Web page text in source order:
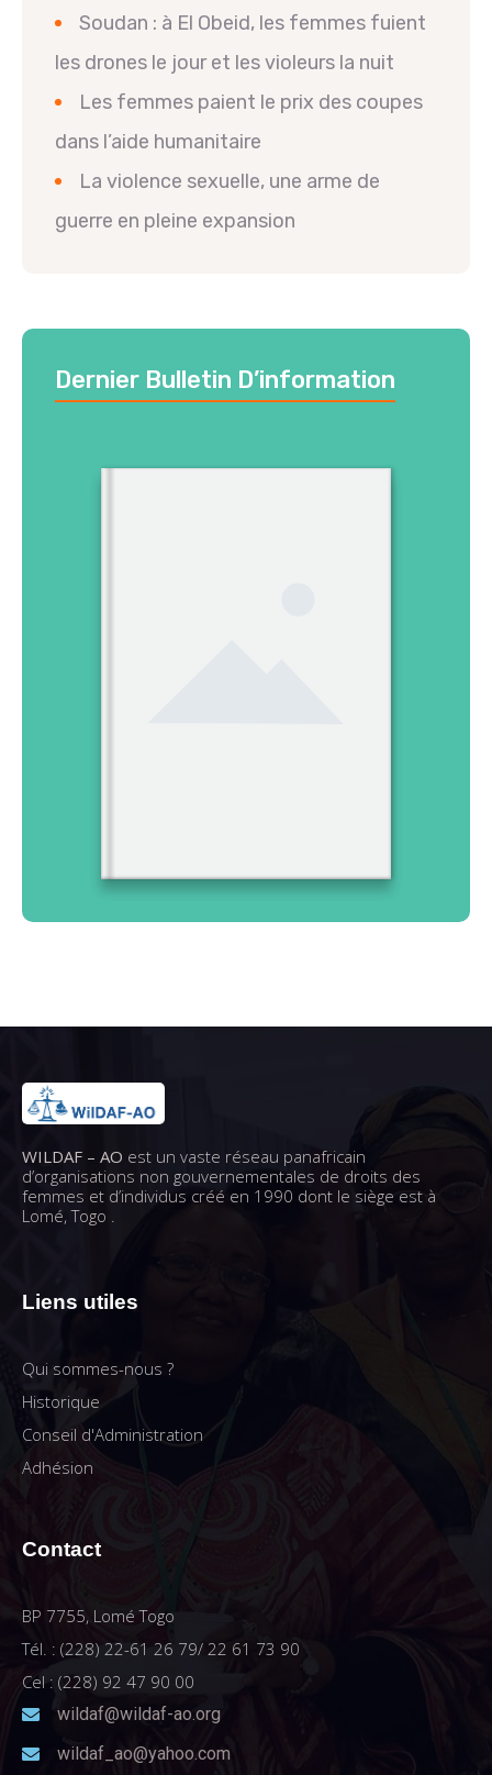
Soudan : à El Obeid, les femmes fuient
les drones le jour et les violeurs la nuit
Les femmes paient le prix des coupes
dans l’aide humanitaire
La violence sexuelle, une arme de
guerre en pleine expansion
Dernier Bulletin D’information
WILDAF – AO est un vaste réseau panafricain
d’organisations non gouvernementales de droits des
femmes et d’individus créé en 1990 dont le siège est à
Lomé, Togo .
Liens utiles
Qui sommes-nous ?
Historique
Conseil d'Administration
Adhésion
Contact
BP 7755, Lomé Togo
Tél. : (228) 22-61 26 79/ 22 61 73 90
Cel : (228) 92 47 90 00
wildaf@wildaf-ao.org
wildaf_ao@yahoo.com